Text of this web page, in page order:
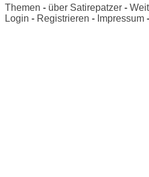
Themen - über Satirepatzer -
Login - Registrieren - Impressum -